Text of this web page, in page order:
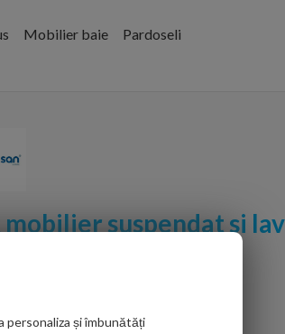
Mobilier baie Pardoseli
mobilier suspendat si
personaliza și îmbunătăți